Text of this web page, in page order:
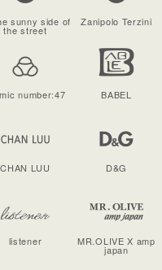
sunny side of
the street
Zanipolo Terzini
number:47 BABEL
CHAN LUU D&G
listener MR.OLIVE X amp
japan